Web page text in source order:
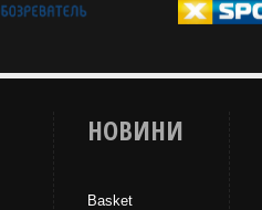
НОВИНИ
Basket